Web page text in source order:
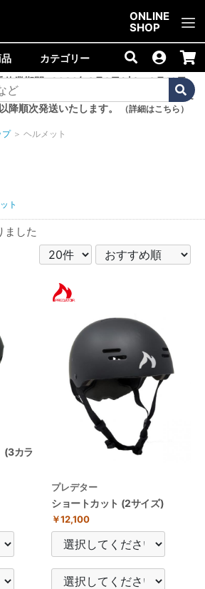
ONLINE
SHOP
カテゴリー
休業期間<2026年8月8日(土)～8月16日
止いたします。8月7日(金)以降のご注文
降順次発送いたします。
（詳細はこちら）
プ ＞ ヘルメット
ト
ました
(3カラ
プレデター
ショートカット (2サイズ)
￥12,100